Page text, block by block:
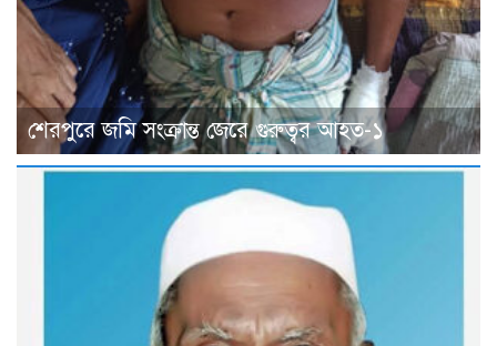
শেরপুরে জমি সংক্রান্ত জেরে গুরুত্বর আহত-১